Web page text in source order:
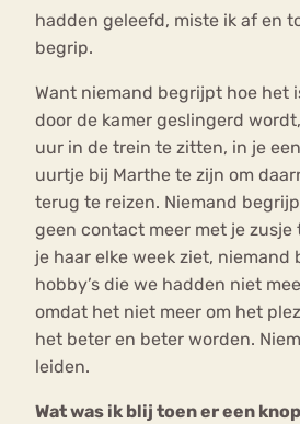
hadden geleefd, miste ik af en
begrip.
Want niemand begrijpt hoe het
door de kamer geslingerd
uur in de trein te zitten, in je
uurtje bij Marthe te zijn om
terug te reizen. Niemand
geen contact meer met je
je haar elke week ziet, niemand
hobby’s die we hadden niet
omdat het niet meer om het
het beter en beter worden.
leiden.
Wat was ik blij toen er een